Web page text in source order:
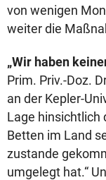
von wenigen
weiter die
„Wir haben
Prim. Priv.-Doz.
an der Kepler-
Lage hinsichtlich
Betten im Land
zustande
umgelegt hat.“